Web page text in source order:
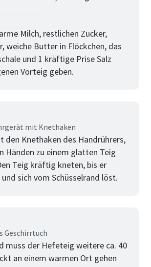
Milch, restlichen Zucker,
weiche Butter in Flöckchen, das
und 1 kräftige Prise Salz
Vorteig geben.
mit Knethaken
den Knethaken des Handrührers,
Händen zu einem glatten Teig
Teig kräftig kneten, bis er
sich vom Schüsselrand löst.
Geschirrtuch
muss der Hefeteig weitere ca. 40
an einem warmen Ort gehen